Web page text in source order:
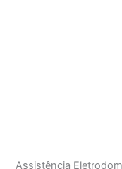
Assistência